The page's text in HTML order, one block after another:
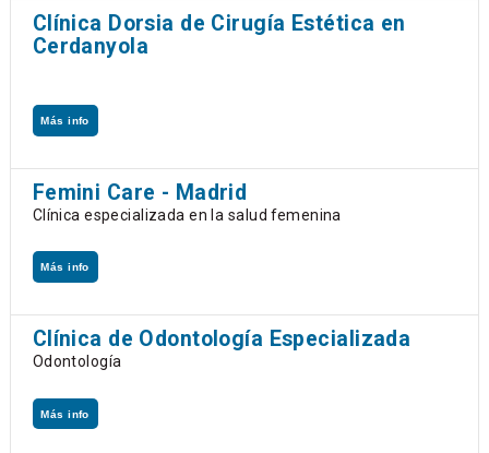
Clínica Dorsia de Cirugía Estética en
Cerdanyola
Más info
Femini Care - Madrid
Clínica especializada en la salud femenina
Más info
Clínica de Odontología Especializada
Odontología
Más info